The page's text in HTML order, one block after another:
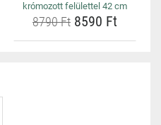
krómozott felülettel 42 cm
8790 Ft 8590 Ft